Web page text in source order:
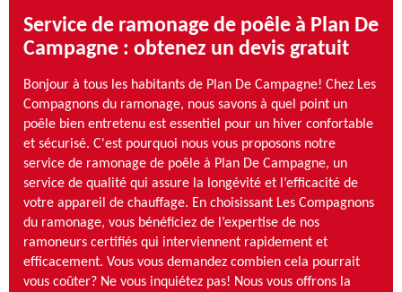
Service de ramonage de poêle à Plan De
Campagne : obtenez un devis gratuit
Bonjour à tous les habitants de Plan De Campagne! Chez Les
Compagnons du ramonage, nous savons à quel point un
poêle bien entretenu est essentiel pour un hiver confortable
et sécurisé. C'est pourquoi nous vous proposons notre
service de ramonage de poêle à Plan De Campagne, un
service de qualité qui assure la longévité et l’efficacité de
votre appareil de chauffage. En choisissant Les Compagnons
du ramonage, vous bénéficiez de l’expertise de nos
ramoneurs certifiés qui interviennent rapidement et
efficacement. Vous vous demandez combien cela pourrait
vous coûter? Ne vous inquiétez pas! Nous vous offrons la